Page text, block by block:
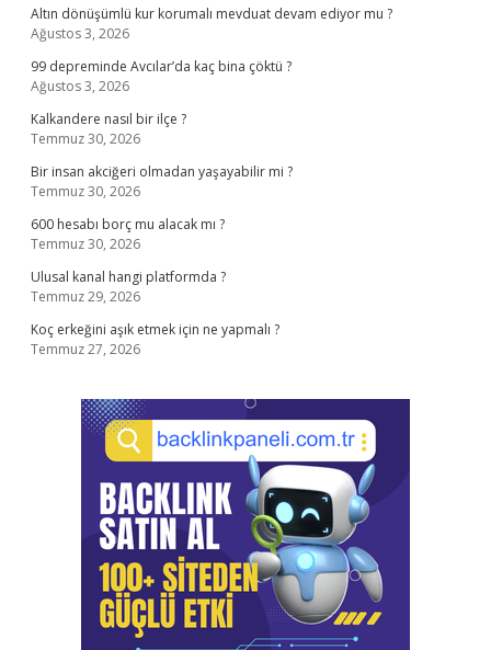
Altın dönüşümlü kur korumalı mevduat devam ediyor mu ?
Ağustos 3, 2026
99 depreminde Avcılar’da kaç bina çöktü ?
Ağustos 3, 2026
Kalkandere nasıl bir ilçe ?
Temmuz 30, 2026
Bir insan akciğeri olmadan yaşayabilir mi ?
Temmuz 30, 2026
600 hesabı borç mu alacak mı ?
Temmuz 30, 2026
Ulusal kanal hangi platformda ?
Temmuz 29, 2026
Koç erkeğini aşık etmek için ne yapmalı ?
Temmuz 27, 2026